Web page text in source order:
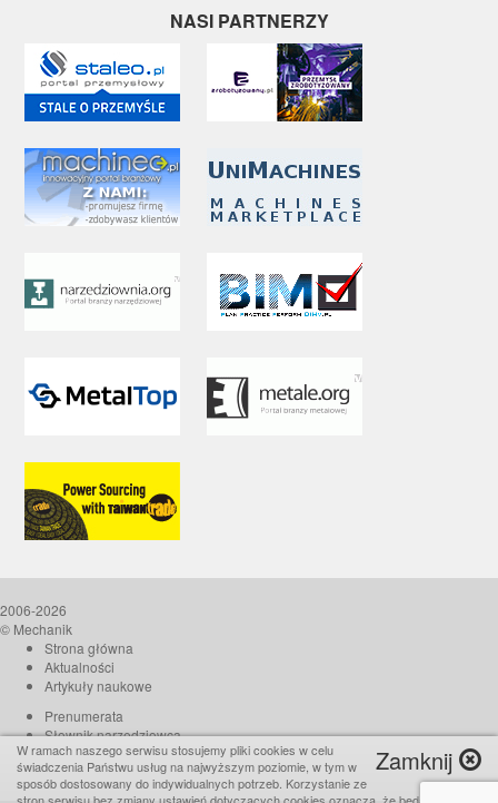
NASI PARTNERZY
2006-2026
© Mechanik
Strona główna
Aktualności
Artykuły naukowe
Prenumerata
Słownik narzędziowca
O czasopiśmie
Reklama
Zamknij
W ramach naszego serwisu stosujemy pliki cookies w celu
świadczenia Państwu usług na najwyższym poziomie, w tym w
sposób dostosowany do indywidualnych potrzeb. Korzystanie ze